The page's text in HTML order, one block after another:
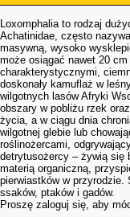
Loxomphalia to rodzaj
Achatinidae, często
masywną, wysoko
może osiągać nawet 20
charakterystycznymi,
doskonały kamuflaż w
wilgotnych lasów Afryki
obszary w pobliżu rzek
życia, a w ciągu dnia
wilgotnej glebie lub
roślinożercami,
detrytusożercy – żywią się
materią organiczną,
pierwiastków w przyrodzie.
ssaków, ptaków i gadów.
Proszę zaloguj się, aby